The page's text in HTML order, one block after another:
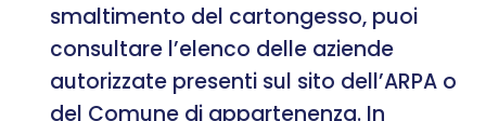
smaltimento del cartongesso, puoi
consultare l’elenco delle aziende
autorizzate presenti sul sito dell’ARPA o
del Comune di appartenenza. In